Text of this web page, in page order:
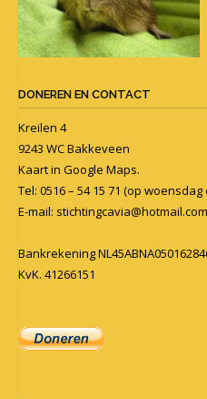
DONEREN EN CONTACT
Kreilen 4
9243 WC Bakkeveen
Kaart in Google Maps.
Tel: 0516 – 54 15 71 (op
E-mail: stichtingcavia@hotmail.com
Bankrekening
KvK. 41266151